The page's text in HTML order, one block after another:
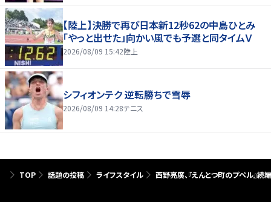
【陸上】決勝で再び日本新12秒62の中島ひとみ
「やっと出せた」向かい風でも予選と同タイムＶ
2026/08/09 15:42陸上
シフィオンテク 逆転勝ちで雪辱
2026/08/09 14:28テニス
TOP 話題の投稿 ライフスタイル 西野亮廣、『えんとつ町のプペル』